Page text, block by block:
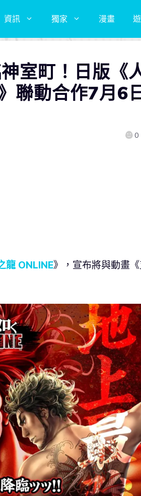
資訊 獨家 漫畫
室町！日版《
聯動合作7月6
0
龍 ONLINE》，宣布將與動畫